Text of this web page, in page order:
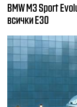
BMW M3 Sport
всички E30